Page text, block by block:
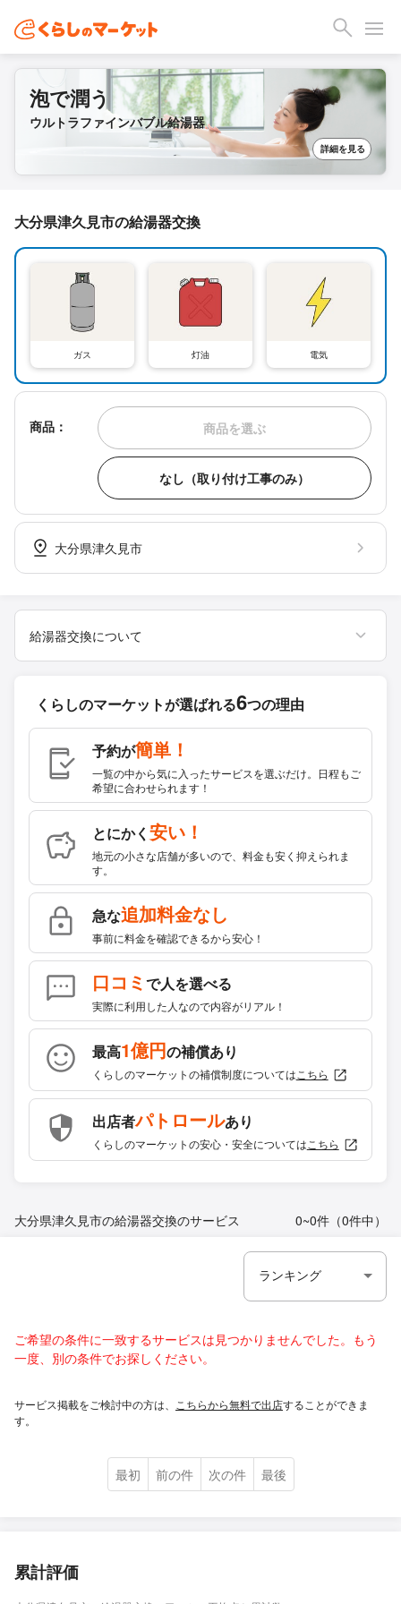
泡で潤う
ウルトラファインバブル給湯器
詳細を見る
大分県津久見市の給湯器交換
ガス 灯油 電気
商品： 商品を選ぶ
なし（取り付け工事のみ）
大分県津久見市
給湯器交換について
くらしのマーケットが選ばれる6つの理由
予約が簡単！
一覧の中から気に入ったサービスを選ぶだけ。日程もご
希望に合わせられます！
とにかく 安い！
地元の小さな店舗が多いので、料金も安く抑えられま
す。
急な追加料金なし
事前に料金を確認できるから安心！
口コミで人を選べる
実際に利用した人なので内容がリアル！
最高1億円の補償あり
くらしのマーケットの補償制度については こちら
出店者パトロールあり
くらしのマーケットの安心・安全については こちら
大分県津久見市の給湯器交換のサービス 0~0件（0件中）
ご希望の条件に一致するサービスは見つかりませんでした。もう
一度、別の条件でお探しください。
サービス掲載をご検討中の方は、 こちらから無料で出店することができま
す。
最初 前の件 次の件 最後
累計評価